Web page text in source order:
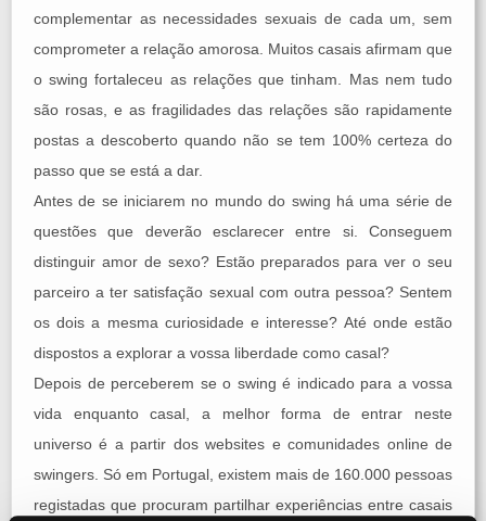
complementar as necessidades sexuais de cada um, sem
comprometer a relação amorosa. Muitos casais afirmam que
o swing fortaleceu as relações que tinham. Mas nem tudo
são rosas, e as fragilidades das relações são rapidamente
postas a descoberto quando não se tem 100% certeza do
passo que se está a dar.
Antes de se iniciarem no mundo do swing há uma série de
questões que deverão esclarecer entre si. Conseguem
distinguir amor de sexo? Estão preparados para ver o seu
parceiro a ter satisfação sexual com outra pessoa? Sentem
os dois a mesma curiosidade e interesse? Até onde estão
dispostos a explorar a vossa liberdade como casal?
Depois de perceberem se o swing é indicado para a vossa
vida enquanto casal, a melhor forma de entrar neste
universo é a partir dos websites e comunidades online de
swingers. Só em Portugal, existem mais de 160.000 pessoas
registadas que procuram partilhar experiências entre casais